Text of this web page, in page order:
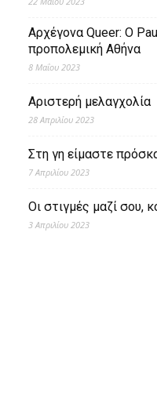
Αρχέγονα Queer: O
προπολεμική Αθήνα
8 Μαΐου 2023
Αριστερή μελαγχολία
28 Απριλίου 2023
Στη γη είμαστε
7 Απριλίου 2023
Οι στιγμές μαζί σου,
3 Απριλίου 2023